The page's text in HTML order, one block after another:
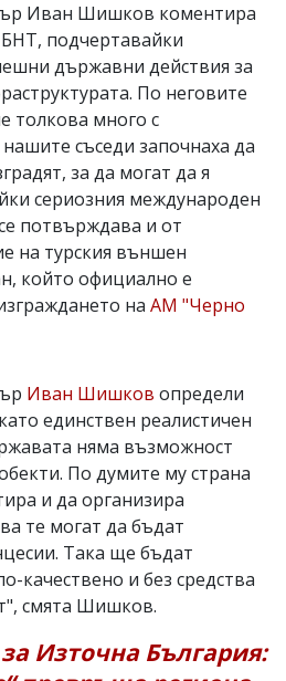
Иван Шишков коментира
подчертавайки
държавни действия за
По неговите
толкова много с
съседи започнаха да
за да могат да я
сериозния международен
потвърждава и от
на турския външен
който официално е
на АМ "Черно
Иван Шишков определи
единствен реалистичен
няма възможност
По думите му страна
и да организира
те могат да бъдат
Така ще бъдат
качествено и без средства
смята Шишков.
Източна България: